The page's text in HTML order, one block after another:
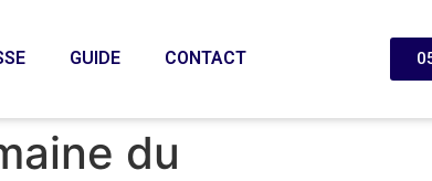
GUIDE CONTACT
du